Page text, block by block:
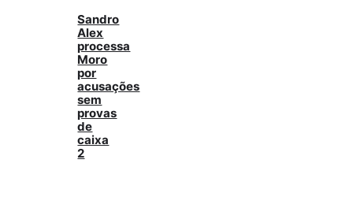
Sandro
Alex
processa
Moro
por
acusações
sem
provas
de
caixa
2